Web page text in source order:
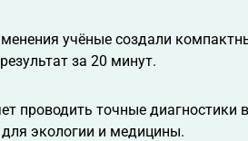
учёные создали
за 20 минут.
проводить точные
экологии и медицины.